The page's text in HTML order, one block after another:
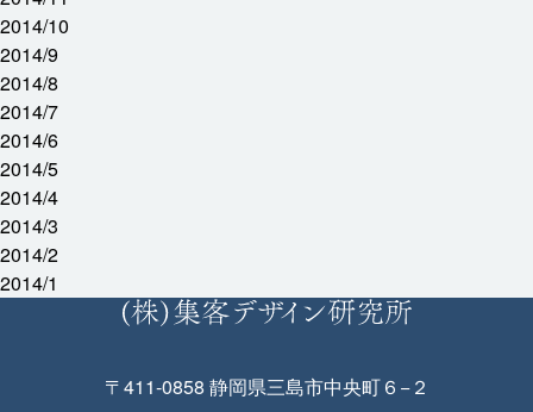
2014/10
2014/9
2014/8
2014/7
2014/6
2014/5
2014/4
2014/3
2014/2
2014/1
〒411-0858 静岡県三島市中央町６−２